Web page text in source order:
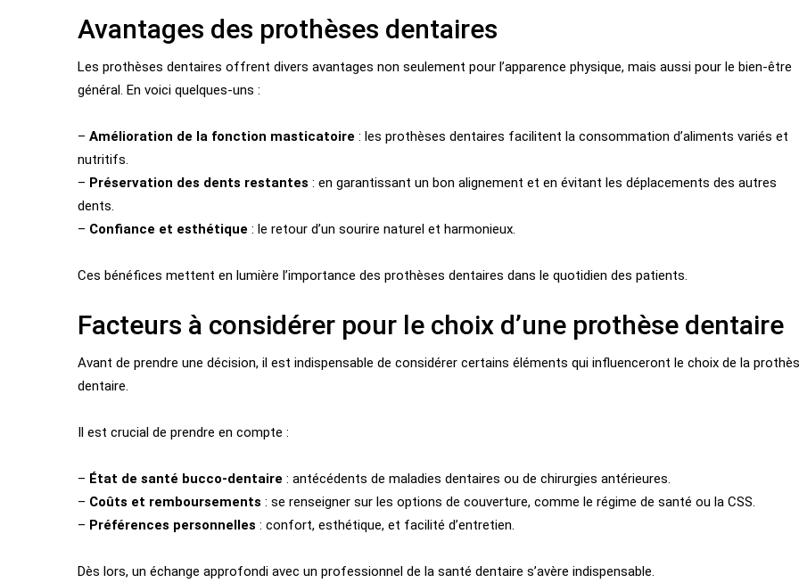
Avantages des prothèses dentaires
Les prothèses dentaires offrent divers avantages non seulement pour l’apparence physique, mais aussi pour le bien-être
général. En voici quelques-uns :
– Amélioration de la fonction masticatoire : les prothèses dentaires facilitent la consommation d’aliments variés et
nutritifs.
– Préservation des dents restantes : en garantissant un bon alignement et en évitant les déplacements des autres
dents.
– Confiance et esthétique : le retour d’un sourire naturel et harmonieux.
Ces bénéfices mettent en lumière l’importance des prothèses dentaires dans le quotidien des patients.
Facteurs à considérer pour le choix d’une prothèse dentaire
Avant de prendre une décision, il est indispensable de considérer certains éléments qui influenceront le choix de la
dentaire.
Il est crucial de prendre en compte :
– État de santé bucco-dentaire : antécédents de maladies dentaires ou de chirurgies antérieures.
– Coûts et remboursements : se renseigner sur les options de couverture, comme le régime de santé ou la CSS.
– Préférences personnelles : confort, esthétique, et facilité d’entretien.
Dès lors, un échange approfondi avec un professionnel de la santé dentaire s’avère indispensable.